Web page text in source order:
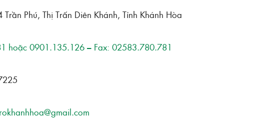
Phú, Thị Trấn Diên Khánh, Tỉnh Khánh Hòa
hoặc 0901.135.126 – Fax: 02583.780.781